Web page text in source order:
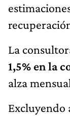
La
1,5% en la
alza
Excluyendo